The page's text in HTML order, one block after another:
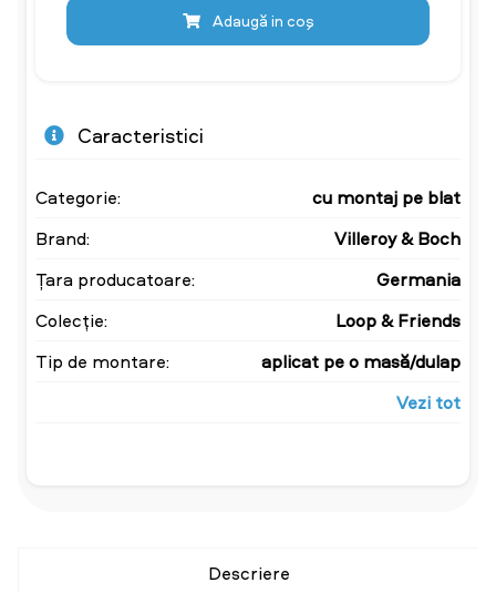
Adaugă in coş
Caracteristici
Categorie:
cu montaj pe blat
Brand:
Villeroy & Boch
Țara producatoare:
Germania
Colecție:
Loop & Friends
Tip de montare:
aplicat pe o masă/dulap
Vezi tot
Descriere